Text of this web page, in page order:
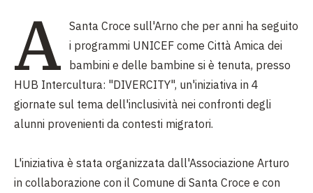
A Santa Croce sull'Arno che per anni ha seguito
i programmi UNICEF come Città Amica dei
bambini e delle bambine si è tenuta, presso
HUB Intercultura: "DIVERCITY", un'iniziativa in 4
giornate sul tema dell'inclusività nei confronti degli
alunni provenienti da contesti migratori.
L'iniziativa è stata organizzata dall'Associazione Arturo
in collaborazione con il Comune di Santa Croce e con